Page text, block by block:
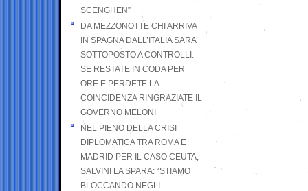
SCENGHEN”
DA MEZZONOTTE CHI ARRIVA
IN SPAGNA DALL’ITALIA SARA’
SOTTOPOSTO A CONTROLLI:
SE RESTATE IN CODA PER
ORE E PERDETE LA
COINCIDENZA RINGRAZIATE IL
GOVERNO MELONI
NEL PIENO DELLA CRISI
DIPLOMATICA TRA ROMA E
MADRID PER IL CASO CEUTA,
SALVINI LA SPARA: “STIAMO
BLOCCANDO NEGLI